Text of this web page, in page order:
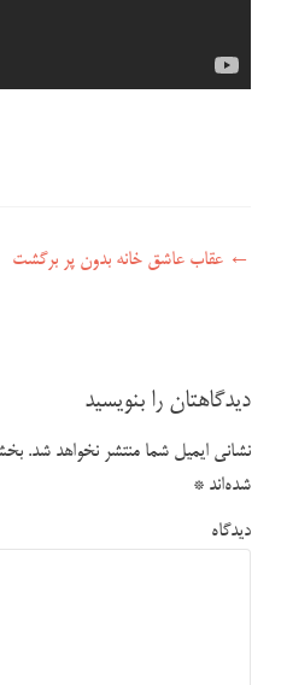
راهبری نوشته
← عقاب عاشق خانه بدون پر برگشت
دیدگاهتان را بنویسید
نشانی ایمیل شما منتشر نخواهد شد.
شده‌اند *
دیدگاه